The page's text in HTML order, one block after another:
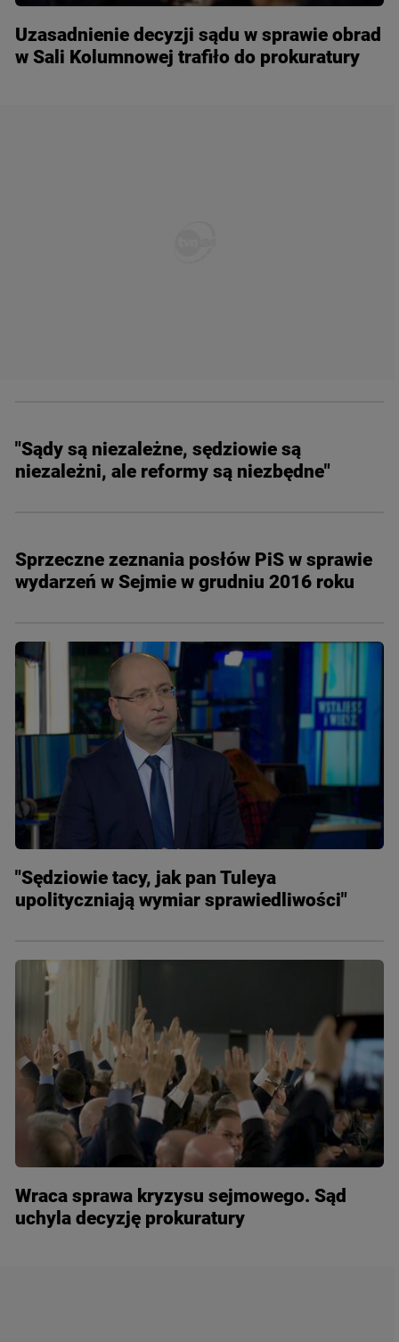
Uzasadnienie decyzji sądu w sprawie obrad
w Sali Kolumnowej trafiło do prokuratury
"Sądy są niezależne, sędziowie są
niezależni, ale reformy są niezbędne"
Sprzeczne zeznania posłów PiS w sprawie
wydarzeń w Sejmie w grudniu 2016 roku
"Sędziowie tacy, jak pan Tuleya
upolityczniają wymiar sprawiedliwości"
Wraca sprawa kryzysu sejmowego. Sąd
uchyla decyzję prokuratury